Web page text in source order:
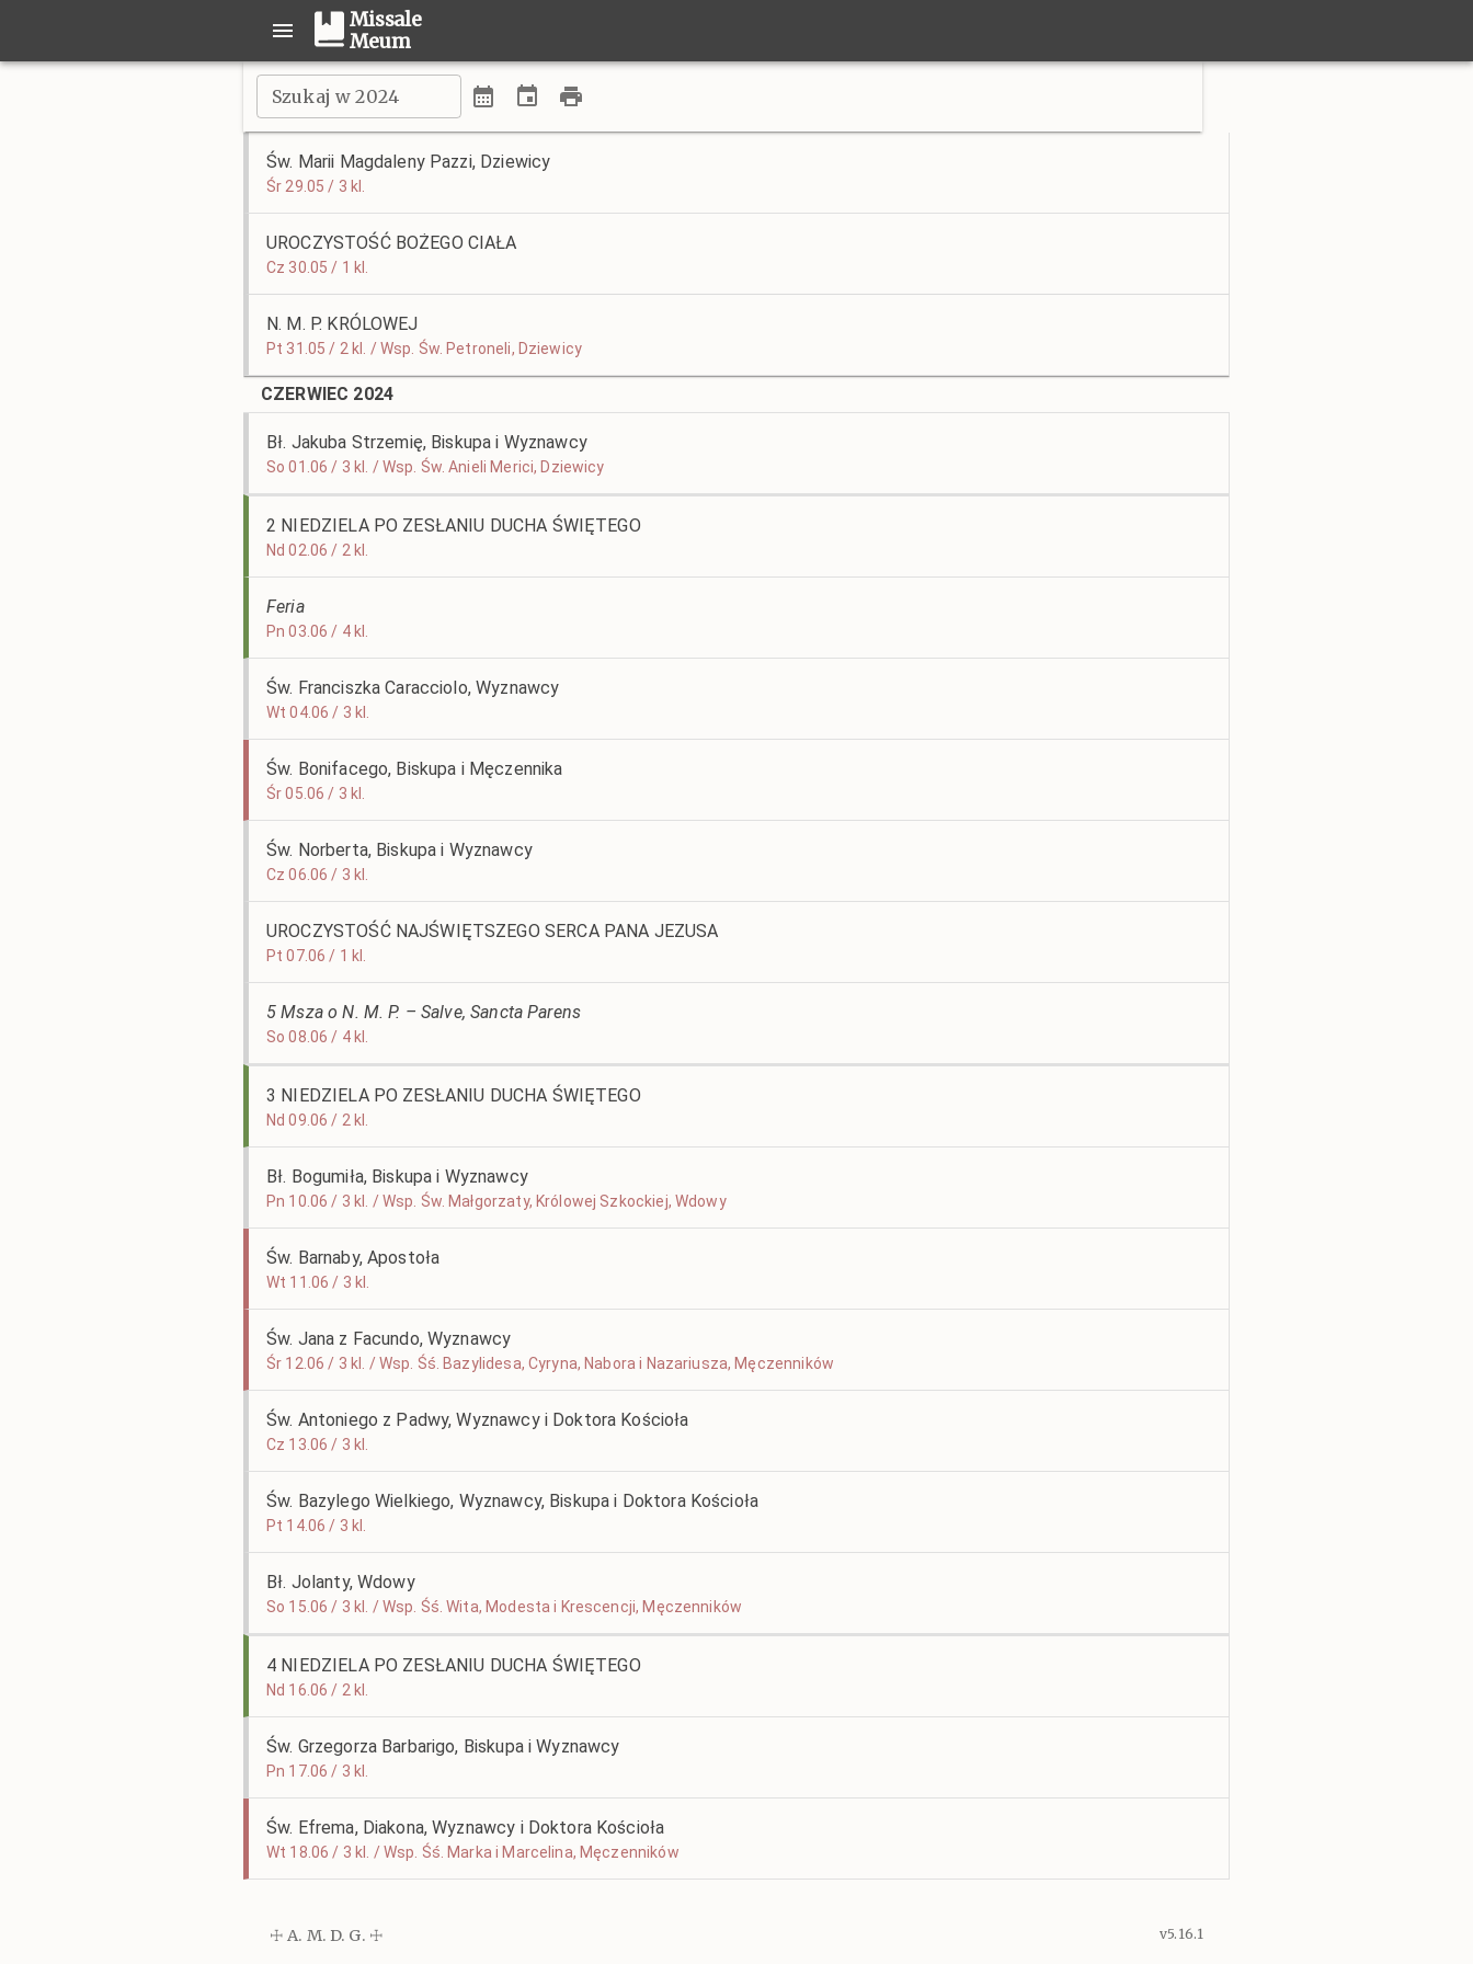
Missale
Meum
Szukaj w 2024
Św. Marii Magdaleny Pazzi, Dziewicy
Śr 29.05 / 3 kl.
UROCZYSTOŚĆ BOŻEGO CIAŁA
Cz 30.05 / 1 kl.
N. M. P. KRÓLOWEJ
Pt 31.05 / 2 kl. / Wsp. Św. Petroneli, Dziewicy
CZERWIEC 2024
Bł. Jakuba Strzemię, Biskupa i Wyznawcy
So 01.06 / 3 kl. / Wsp. Św. Anieli Merici, Dziewicy
2 NIEDZIELA PO ZESŁANIU DUCHA ŚWIĘTEGO
Nd 02.06 / 2 kl.
Feria
Pn 03.06 / 4 kl.
Św. Franciszka Caracciolo, Wyznawcy
Wt 04.06 / 3 kl.
Św. Bonifacego, Biskupa i Męczennika
Śr 05.06 / 3 kl.
Św. Norberta, Biskupa i Wyznawcy
Cz 06.06 / 3 kl.
UROCZYSTOŚĆ NAJŚWIĘTSZEGO SERCA PANA JEZUSA
Pt 07.06 / 1 kl.
5 Msza o N. M. P. – Salve, Sancta Parens
So 08.06 / 4 kl.
3 NIEDZIELA PO ZESŁANIU DUCHA ŚWIĘTEGO
Nd 09.06 / 2 kl.
Bł. Bogumiła, Biskupa i Wyznawcy
Pn 10.06 / 3 kl. / Wsp. Św. Małgorzaty, Królowej Szkockiej, Wdowy
Św. Barnaby, Apostoła
Wt 11.06 / 3 kl.
Św. Jana z Facundo, Wyznawcy
Śr 12.06 / 3 kl. / Wsp. Śś. Bazylidesa, Cyryna, Nabora i Nazariusza, Męczenników
Św. Antoniego z Padwy, Wyznawcy i Doktora Kościoła
Cz 13.06 / 3 kl.
Św. Bazylego Wielkiego, Wyznawcy, Biskupa i Doktora Kościoła
Pt 14.06 / 3 kl.
Bł. Jolanty, Wdowy
So 15.06 / 3 kl. / Wsp. Śś. Wita, Modesta i Krescencji, Męczenników
4 NIEDZIELA PO ZESŁANIU DUCHA ŚWIĘTEGO
Nd 16.06 / 2 kl.
Św. Grzegorza Barbarigo, Biskupa i Wyznawcy
Pn 17.06 / 3 kl.
Św. Efrema, Diakona, Wyznawcy i Doktora Kościoła
Wt 18.06 / 3 kl. / Wsp. Śś. Marka i Marcelina, Męczenników
☩ A. M. D. G. ☩ v5.16.1